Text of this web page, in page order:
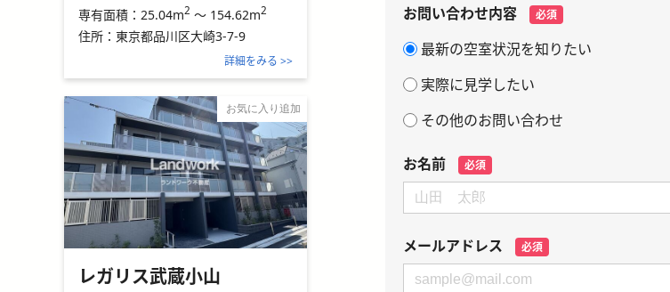
お問い合わせ内容 必須
最新の空室状況を知りたい
実際に見学したい
その他のお問い合わせ
お名前 必須
メールアドレス 必須
専有面積： 25.04m2 ～ 154.62m2
住所： 東京都品川区大崎3-7-9
詳細をみる >>
お気に入り追加
レガリス武蔵小山